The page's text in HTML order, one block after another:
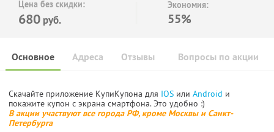
Цена без скидки:
680 руб.
Экономия:
55%
Основное Отзывы Вопросы по акции
Адреса
Скачайте приложение КупиКупона для IOS или Android и
покажите купон с экрана смартфона. Это удобно :)
В акции участвуют все города РФ, кроме Москвы и Санкт-
Петербурга